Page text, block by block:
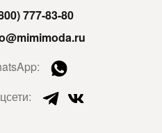
777-83-80